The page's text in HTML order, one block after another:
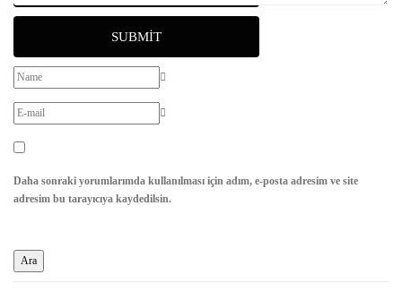
SUBMIT
Daha sonraki yorumlarımda kullanılması için adım, e-posta adresim ve site
adresim bu tarayıcıya kaydedilsin.